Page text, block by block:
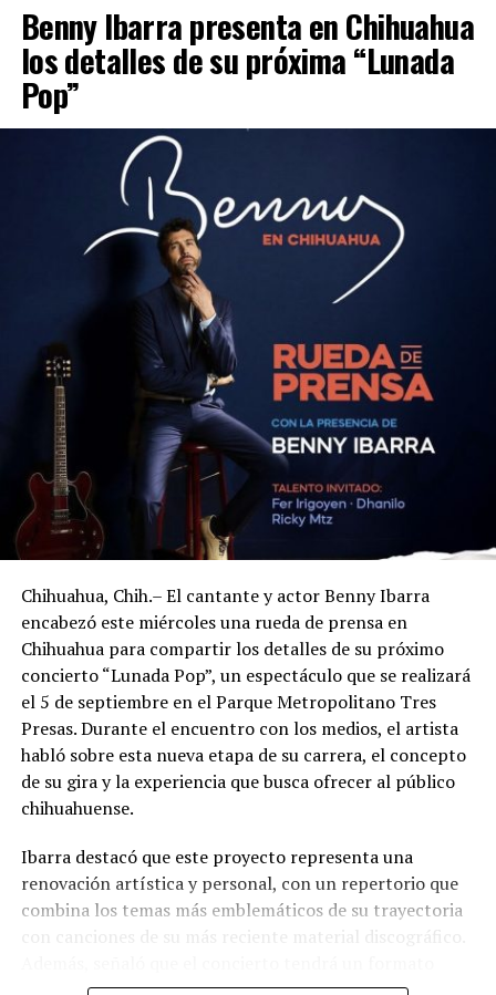
Benny Ibarra presenta en Chihuahua
los detalles de su próxima “Lunada
Pop”
Chihuahua, Chih.– El cantante y actor Benny Ibarra
encabezó este miércoles una rueda de prensa en
Chihuahua para compartir los detalles de su próximo
concierto “Lunada Pop”, un espectáculo que se realizará
el 5 de septiembre en el Parque Metropolitano Tres
Presas. Durante el encuentro con los medios, el artista
habló sobre esta nueva etapa de su carrera, el concepto
de su gira y la experiencia que busca ofrecer al público
chihuahuense.
Ibarra destacó que este proyecto representa una
renovación artística y personal, con un repertorio que
combina los temas más emblemáticos de su trayectoria
con canciones de su más reciente material discográfico.
pensado para disfrutarse al aire libre, acompañado de